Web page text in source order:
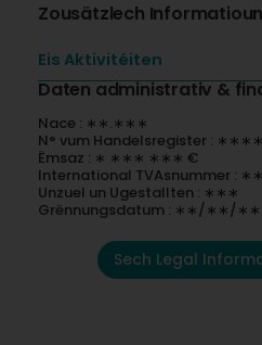
Zousätzlech
Eis Aktivitéiten
Daten administrativ &
Nace : ∗∗.∗∗∗
N° vum Handelsregister :
Ëmsaz : ∗ ∗∗∗ ∗∗∗ €
International TVAsnummer :
Unzuel un Ugestallten : ∗∗∗
Grënnungsdatum : ∗∗/∗∗/
Sech Legal